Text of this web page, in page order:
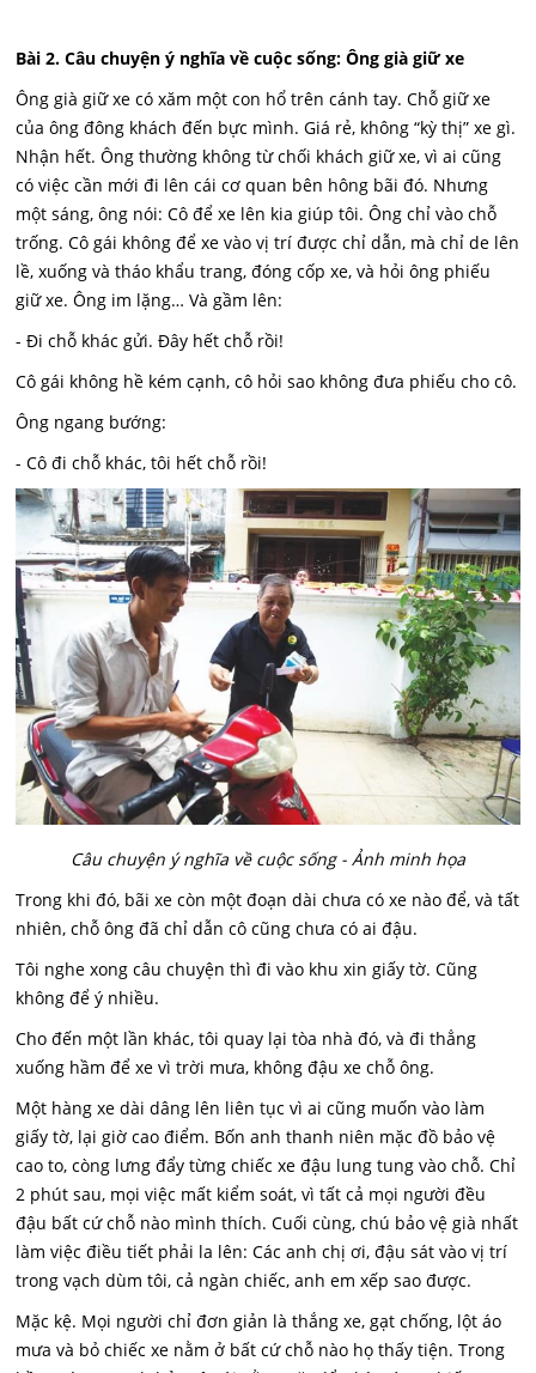
Bài 2. Câu chuyện ý nghĩa về cuộc sống: Ông già giữ xe
Ông già giữ xe có xăm một con hổ trên cánh tay. Chỗ giữ xe
của ông đông khách đến bực mình. Giá rẻ, không “kỳ thị” xe gì.
Nhận hết. Ông thường không từ chối khách giữ xe, vì ai cũng
có việc cần mới đi lên cái cơ quan bên hông bãi đó. Nhưng
một sáng, ông nói: Cô để xe lên kia giúp tôi. Ông chỉ vào chỗ
trống. Cô gái không để xe vào vị trí được chỉ dẫn, mà chỉ de lên
lề, xuống và tháo khẩu trang, đóng cốp xe, và hỏi ông phiếu
giữ xe. Ông im lặng… Và gầm lên:
- Đi chỗ khác gửi. Đây hết chỗ rồi!
Cô gái không hề kém cạnh, cô hỏi sao không đưa phiếu cho cô.
Ông ngang bướng:
- Cô đi chỗ khác, tôi hết chỗ rồi!
Câu chuyện ý nghĩa về cuộc sống - Ảnh minh họa
Trong khi đó, bãi xe còn một đoạn dài chưa có xe nào để, và tất
nhiên, chỗ ông đã chỉ dẫn cô cũng chưa có ai đậu.
Tôi nghe xong câu chuyện thì đi vào khu xin giấy tờ. Cũng
không để ý nhiều.
Cho đến một lần khác, tôi quay lại tòa nhà đó, và đi thẳng
xuống hầm để xe vì trời mưa, không đậu xe chỗ ông.
Một hàng xe dài dâng lên liên tục vì ai cũng muốn vào làm
giấy tờ, lại giờ cao điểm. Bốn anh thanh niên mặc đồ bảo vệ
cao to, còng lưng đẩy từng chiếc xe đậu lung tung vào chỗ. Chỉ
2 phút sau, mọi việc mất kiểm soát, vì tất cả mọi người đều
đậu bất cứ chỗ nào mình thích. Cuối cùng, chú bảo vệ già nhất
làm việc điều tiết phải la lên: Các anh chị ơi, đậu sát vào vị trí
trong vạch dùm tôi, cả ngàn chiếc, anh em xếp sao được.
Mặc kệ. Mọi người chỉ đơn giản là thắng xe, gạt chống, lột áo
mưa và bỏ chiếc xe nằm ở bất cứ chỗ nào họ thấy tiện. Trong